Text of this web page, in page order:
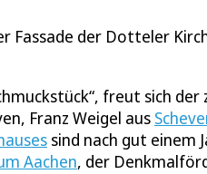
Fassade der Dotteler
freut sich
Franz Weigel aus
sind nach gut einem
Aachen, der